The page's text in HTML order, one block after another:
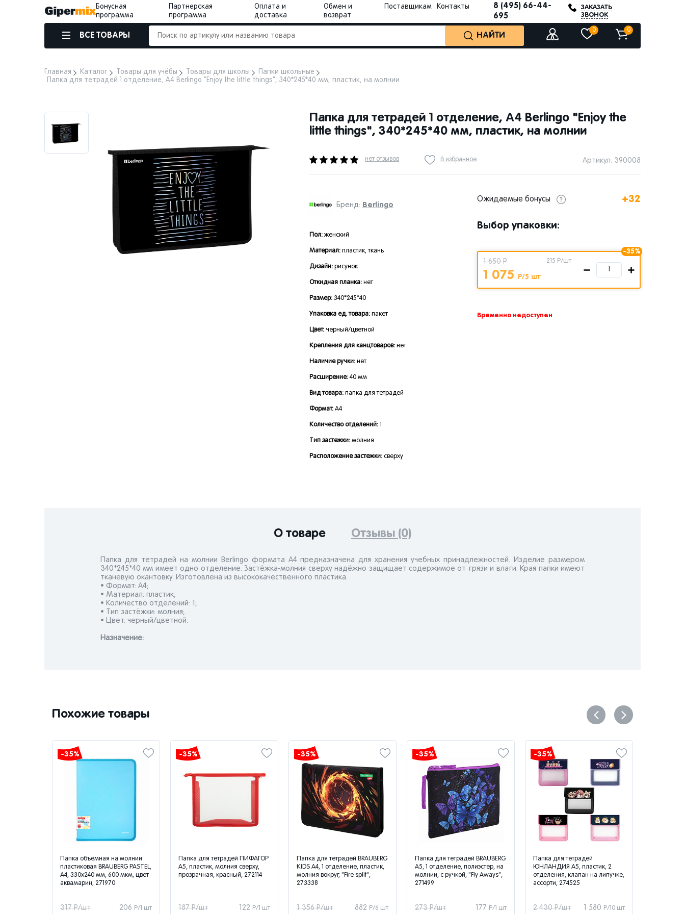
Бонусная
программа
Партнерская
программа
Оплата и
доставка
Обмен и
возврат
Поставщикам Контакты
8 (495) 66-44-
695
ЗАКАЗАТЬ
ЗВОНОК
ВСЕ ТОВАРЫ НАЙТИ
0 0
Главная Каталог Товары для учёбы Товары для школы
Папки школьные
Папка для тетрадей 1 отделение, А4 Berlingo "Enjoy the little things", 340*245*40 мм, пластик, на молнии
Папка для тетрадей 1 отделение, А4 Berlingo "Enjoy the
little things", 340*245*40 мм, пластик, на молнии
нет отзывов В избранное Артикул: 390008
Бренд: Berlingo
Пол: женский
Материал: пластик, ткань
Дизайн: рисунок
Откидная планка: нет
Размер: 340*245*40
Упаковка ед. товара: пакет
Цвет: черный/цветной
Крепления для канцтоваров: нет
Наличие ручки: нет
Расширение: 40 мм
Вид товара: папка для тетрадей
Формат: А4
Количество отделений: 1
Тип застежки: молния
Расположение застежки: сверху
Ожидаемые бонусы +32
Выбор упаковки:
-35%
1 650 Р
1 075 Р/5 шт
215 Р/шт
Временно недоступен
О товаре Отзывы (0)
Папка для тетрадей на молнии Berlingo формата А4 предназначена для хранения учебных принадлежностей. Изделие размером
340*245*40 мм имеет одно отделение. Застёжка-молния сверху надёжно защищает содержимое от грязи и влаги. Края папки имеют
тканевую окантовку. Изготовлена из высококачественного пластика.
• Формат: А4;
• Материал: пластик;
• Количество отделений: 1;
• Тип застёжки: молния;
• Цвет: черный/цветной.
Назначениe:
Похожие товары
-35%
Папка объемная на молнии
пластиковая BRAUBERG PASTEL,
А4, 330х240 мм, 600 мкм, цвет
аквамарин, 271970
206 Р/1 шт
317 Р/шт
-35%
Папка для тетрадей ПИФАГОР
А5, пластик, молния сверху,
прозрачная, красный, 272114
122 Р/1 шт
187 Р/шт
-35%
Папка для тетрадей BRAUBERG
KIDS А4, 1 отделение, пластик,
молния вокруг, "Fire split",
273338
882 Р/6 шт
1 356 Р/шт
-35%
Папка для тетрадей BRAUBERG
А5, 1 отделение, полиэстер, на
молнии, с ручкой, "Fly Aways",
271499
177 Р/1 шт
273 Р/шт
-35%
Папка для тетрадей
ЮНЛАНДИЯ А5, пластик, 2
отделения, клапан на липучке,
ассорти, 274525
1 580 Р/10 шт
2 430 Р/шт